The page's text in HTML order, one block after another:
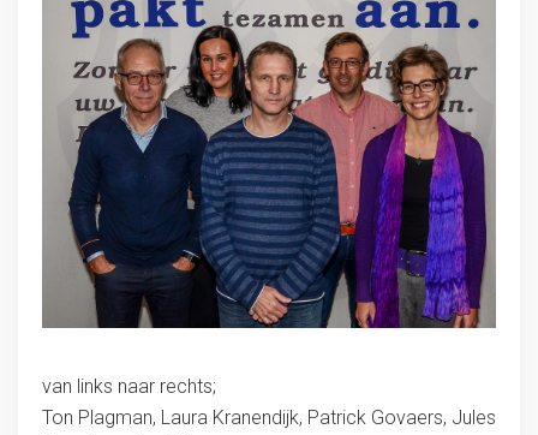
van links naar rechts;
Ton Plagman, Laura Kranendijk, Patrick Govaers, Jules